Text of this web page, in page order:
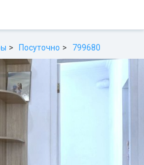
Посуточно 799680